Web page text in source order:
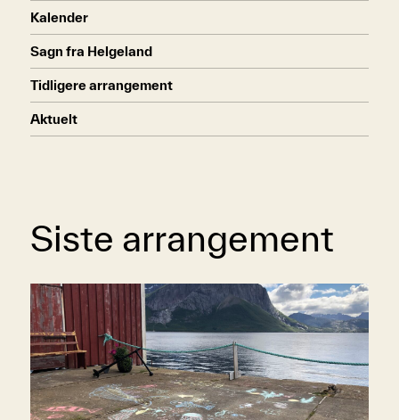
Kalender
Sagn fra Helgeland
Tidligere arrangement
Aktuelt
Siste arrangement